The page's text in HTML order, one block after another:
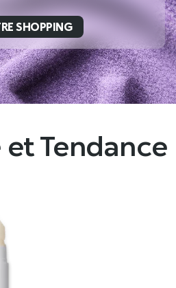
SHOPPING
Tendance